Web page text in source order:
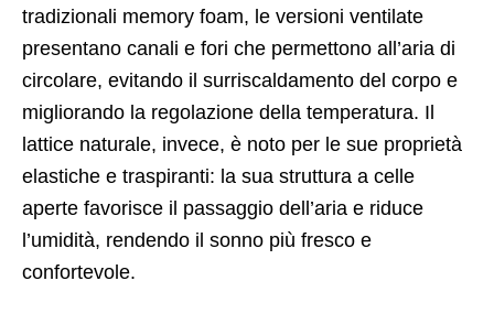
tradizionali memory foam, le versioni ventilate
presentano canali e fori che permettono all’aria di
circolare, evitando il surriscaldamento del corpo e
migliorando la regolazione della temperatura. Il
lattice naturale, invece, è noto per le sue proprietà
elastiche e traspiranti: la sua struttura a celle
aperte favorisce il passaggio dell’aria e riduce
l’umidità, rendendo il sonno più fresco e
confortevole.